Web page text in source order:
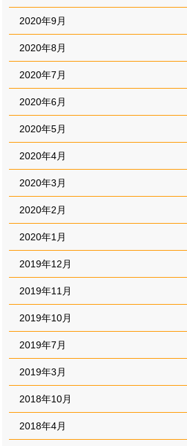
2020年9月
2020年8月
2020年7月
2020年6月
2020年5月
2020年4月
2020年3月
2020年2月
2020年1月
2019年12月
2019年11月
2019年10月
2019年7月
2019年3月
2018年10月
2018年4月